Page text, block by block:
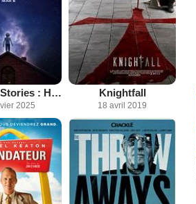
Amazing Stories : Histoires Fantastiques
2025
Knightfall
18 avril 2019